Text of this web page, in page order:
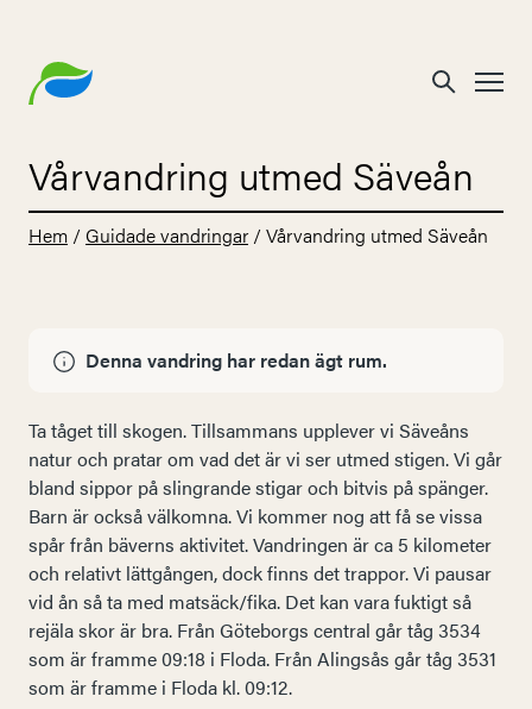
Vårvandring utmed Säveån
Hem / Guidade vandringar / Vårvandring utmed Säveån
Denna vandring har redan ägt rum.
Ta tåget till skogen. Tillsammans upplever vi Säveåns
natur och pratar om vad det är vi ser utmed stigen. Vi går
bland sippor på slingrande stigar och bitvis på spänger.
Barn är också välkomna. Vi kommer nog att få se vissa
spår från bäverns aktivitet. Vandringen är ca 5 kilometer
och relativt lättgången, dock finns det trappor. Vi pausar
vid ån så ta med matsäck/fika. Det kan vara fuktigt så
rejäla skor är bra. Från Göteborgs central går tåg 3534
som är framme 09:18 i Floda. Från Alingsås går tåg 3531
som är framme i Floda kl. 09:12.